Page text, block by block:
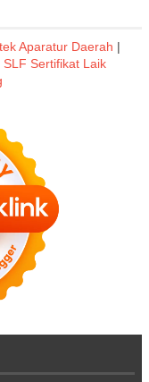
Aparatur Daerah |
SLF Sertifikat Laik